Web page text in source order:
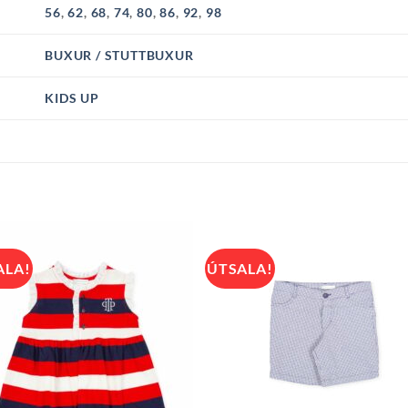
56,62, 68, 74,80,86, 92, 98
BUXUR / STUTTBUXUR
KIDS UP
ÚTSALA!